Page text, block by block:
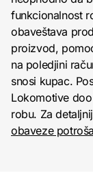
funkcionalnost
obaveštava
proizvod,
na poledjini
snosi kupac.
Lokomotive
robu. Za
obaveze